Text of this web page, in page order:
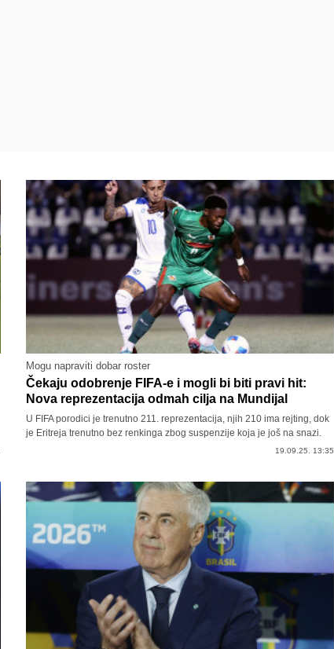
Mogu napraviti dobar roster
Čekaju odobrenje FIFA-e i mogli bi biti pravi hit:
Nova reprezentacija odmah cilja na Mundijal
U FIFA porodici je trenutno 211. reprezentacija, njih 210 ima rejting, dok
je Eritreja trenutno bez renkinga zbog suspenzije koja je još na snazi.
19.09.25. 13:35